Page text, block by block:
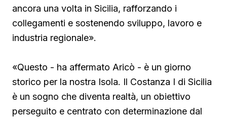
ancora una volta in Sicilia, rafforzando i
collegamenti e sostenendo sviluppo, lavoro e
industria regionale».
«Questo - ha affermato Aricò - è un giorno
storico per la nostra Isola. Il Costanza I di Sicilia
è un sogno che diventa realtà, un obiettivo
perseguito e centrato con determinazione dal